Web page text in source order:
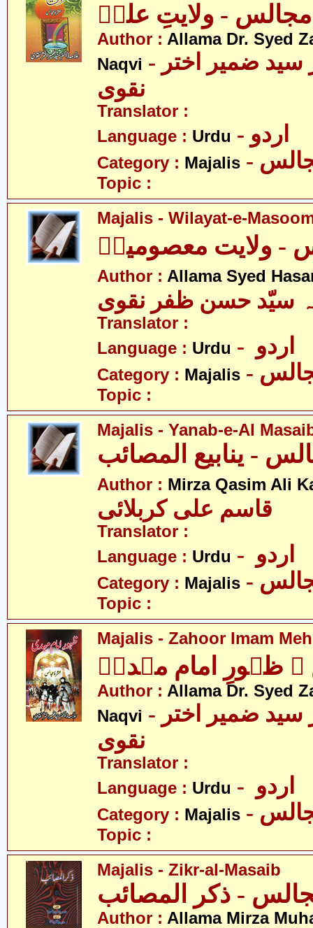
مجالس - ولایتِ علیؑ
Author : Allama Dr. Syed
Naqvi - علامہ ڈاکٹر سید ضمیر اختر
نقوی
Translator :
Language : Urdu - اردو
Category : Majalis
Topic :
Majalis - Wilayat-e-
- ولایت معصومینؑ
Author : Allama Syed
سیّد حسن ظفر نقوی
Translator :
Language : Urdu
Category : Majalis
Topic :
Majalis - Yanab-e-Al
Author : Mirza Qasim Ali
قاسم علی کربلائی
Translator :
Language : Urdu
Category : Majalis
Topic :
Majalis - Zahoor Imam
ظہورِ امام مہدیؑ
Author : Allama Dr. Syed
Naqvi - علامہ ڈاکٹر سید ضمیر اختر
نقوی
Translator :
Language : Urdu
Category : Majalis
Topic :
Majalis - Zikr-al-Masaib
Author : Allama Mirza